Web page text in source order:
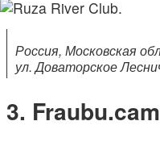
Россия, Московская
ул. Доваторское